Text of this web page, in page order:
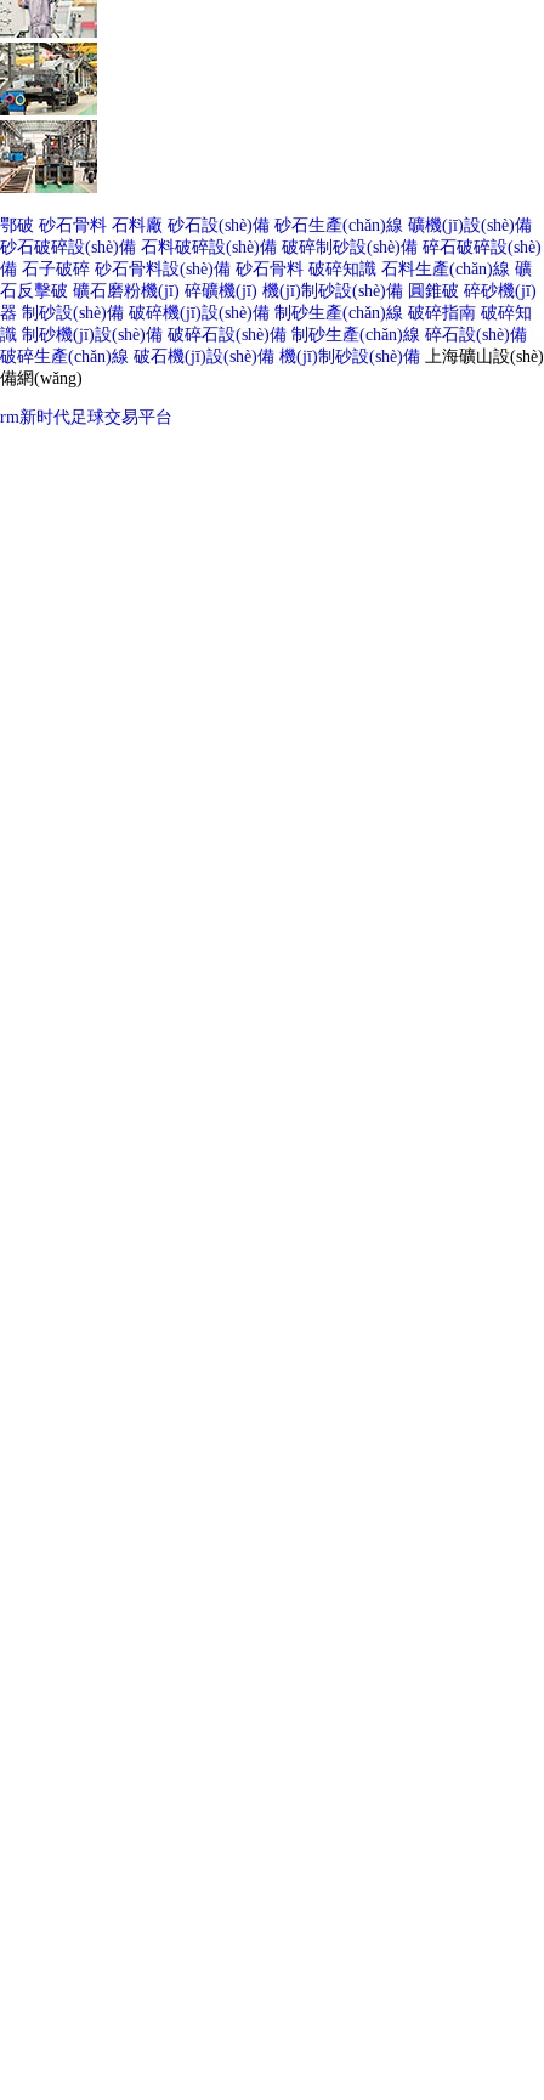
鄂破 砂石骨料 石料廠 砂石設(shè)備 砂石生產(chǎn)線 礦機(jī)設(shè)備
砂石破碎設(shè)備 石料破碎設(shè)備 破碎制砂設(shè)備 碎石破碎設(shè)
備 石子破碎 砂石骨料設(shè)備 砂石骨料 破碎知識 石料生產(chǎn)線 礦
石反擊破 礦石磨粉機(jī) 碎礦機(jī) 機(jī)制砂設(shè)備 圓錐破 碎砂機(jī)
器 制砂設(shè)備 破碎機(jī)設(shè)備 制砂生產(chǎn)線 破碎指南 破碎知
識 制砂機(jī)設(shè)備 破碎石設(shè)備 制砂生產(chǎn)線 碎石設(shè)備
破碎生產(chǎn)線 破石機(jī)設(shè)備 機(jī)制砂設(shè)備 上海礦山設(shè)
備網(wǎng)
rm新时代足球交易平台